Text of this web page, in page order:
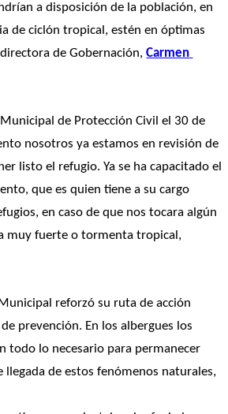
a disposición de la población, en
de ciclón tropical, estén en óptimas
de Gobernación, Carmen
de Protección Civil el 30 de
nosotros ya estamos en revisión de
listo el refugio. Ya se ha capacitado el
que es quien tiene a su cargo
en caso de que nos tocara algún
muy fuerte o tormenta tropical,
reforzó su ruta de acción
prevención. En los albergues los
todo lo necesario para permanecer
llegada de estos fenómenos naturales,